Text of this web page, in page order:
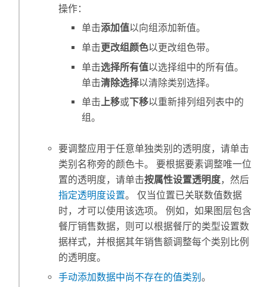
操作：
单击添加值以向组添加新值。
单击更改组颜色以更改组色带。
单击选择所有值以选择组中的所有值。
单击清除选择以清除类别选择。
单击上移或下移以重新排列组列表中的
组。
要调整应用于任意单独类别的透明度，请单击
类别名称旁的颜色卡。 要根据要素调整唯一位
置的透明度，请单击按属性设置透明度，然后
指定透明度设置。 仅当位置已关联数值数据
时，才可以使用该选项。 例如，如果图层包含
餐厅销售数据，则可以根据餐厅的类型设置数
据样式，并根据其年销售额调整每个类别比例
的透明度。
手动添加数据中尚不存在的值类别。